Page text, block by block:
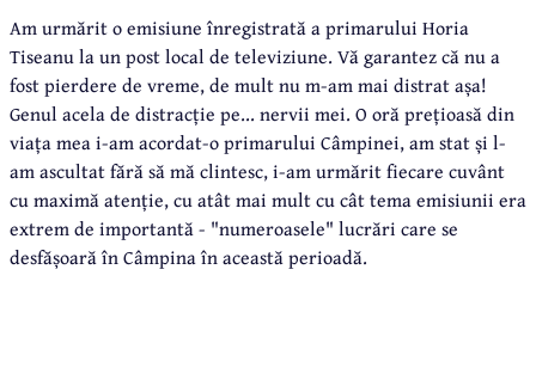
Am urmărit o emisiune înregistrată a primarului Horia
Tiseanu la un post local de televiziune. Vă garantez că nu a
fost pierdere de vreme, de mult nu m-am mai distrat așa!
Genul acela de distracție pe... nervii mei. O oră prețioasă din
viața mea i-am acordat-o primarului Câmpinei, am stat și l-
am ascultat fără să mă clintesc, i-am urmărit fiecare cuvânt
cu maximă atenție, cu atât mai mult cu cât tema emisiunii era
extrem de importantă - "numeroasele" lucrări care se
desfășoară în Câmpina în această perioadă.